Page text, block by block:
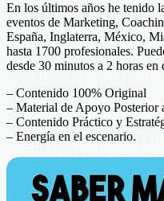
En los últimos años he tenido
eventos de Marketing,
España, Inglaterra, México,
hasta 1700 profesionales.
desde 30 minutos a 2 horas en
– Contenido 100% Original
– Material de Apoyo Posterior
– Contenido Práctico y
– Energía en el escenario.